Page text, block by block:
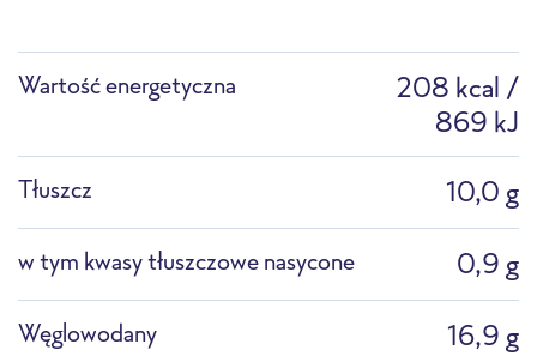
Wartość energetyczna
208 kcal /
869 kJ
Tłuszcz 10,0 g
w tym kwasy tłuszczowe nasycone 0,9 g
Węglowodany 16,9 g
Patelnia Rozmrażanie